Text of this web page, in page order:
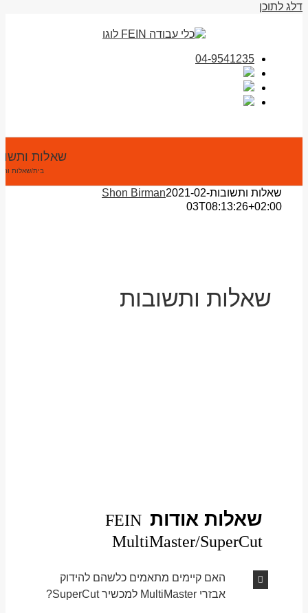
דלג לתוכן
04-9541235
שאלות
בית/שאלות
שאלות ותשובות Shon Birman2021-02-
03T08:13:26+02:00
שאלות ותשובות
שאלות אודות FEIN
MultiMaster/SuperCut
האם קיימים מתאמים כלשהם להידוק
אבזרי MultiMaster למכשיר SuperCut?